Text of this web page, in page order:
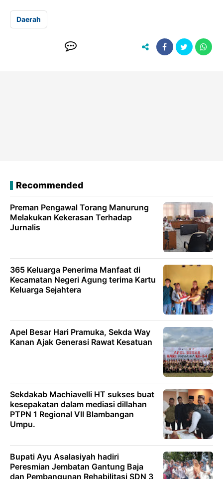
Daerah
Recommended
Preman Pengawal Torang Manurung
Melakukan Kekerasan Terhadap
Jurnalis
365 Keluarga Penerima Manfaat di
Kecamatan Negeri Agung terima Kartu
Keluarga Sejahtera
Apel Besar Hari Pramuka, Sekda Way
Kanan Ajak Generasi Rawat Kesatuan
Sekdakab Machiavelli HT sukses buat
kesepakatan dalam mediasi dillahan
PTPN 1 Regional VII Blambangan
Umpu.
Bupati Ayu Asalasiyah hadiri
Peresmian Jembatan Gantung Baja
dan Pembangunan Rehabilitasi SDN 3